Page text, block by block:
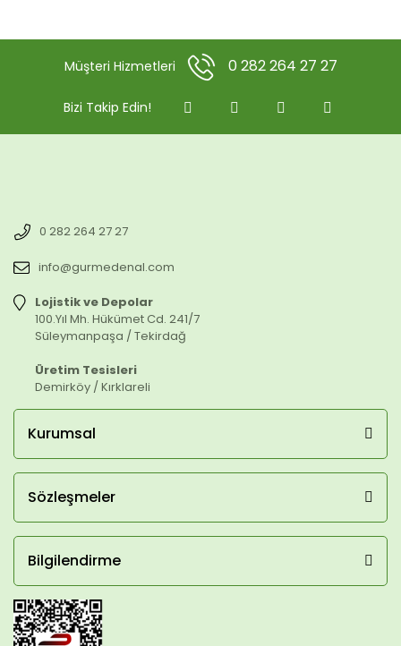
Müşteri Hizmetleri 0 282 264 27 27
Bizi Takip Edin!
0 282 264 27 27
info@gurmedenal.com
Lojistik ve Depolar
100.Yıl Mh. Hükümet Cd. 241/7
Süleymanpaşa / Tekirdağ
Üretim Tesisleri
Demirköy / Kırklareli
Kurumsal
Sözleşmeler
Bilgilendirme